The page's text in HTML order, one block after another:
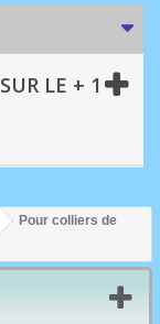
LE + 1
Pour colliers de